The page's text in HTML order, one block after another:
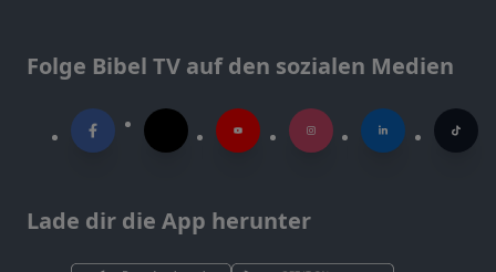
Folge Bibel TV auf den sozialen Medien
Lade dir die App herunter